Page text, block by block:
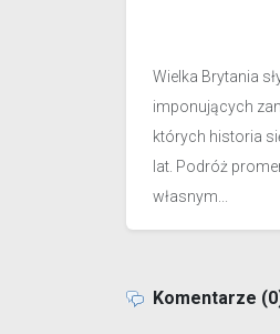
Wielka Brytania
imponujących
których historia
lat. Podróż
własnym...
Komentarze